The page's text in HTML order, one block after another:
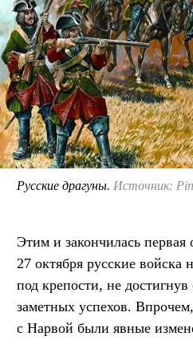
Русские драгуны. Источник:
Этим и закончилась
27 октября русские войска
под крепости, не достигнув
заметных успехов.
с Нарвой были явные